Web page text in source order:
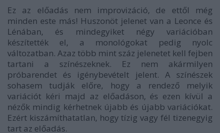
Ez az előadás nem improvizáció, de ettől még
minden este más! Huszonöt jelenet van a Leonce és
Lénában, és mindegyiket négy variációban
készítették el, a monológokat pedig nyolc
változatban. Azaz több mint száz jelenetet kell fejben
tartani a színészeknek. Ez nem akármilyen
próbarendet és igénybevételt jelent. A színészek
sohasem tudják előre, hogy a rendező melyik
variációt kéri majd az előadáson, és ezen kívül a
nézők mindig kérhetnek újabb és újabb variációkat.
Ezért kiszámíthatatlan, hogy tízig vagy fél tizenegyig
tart az előadás.